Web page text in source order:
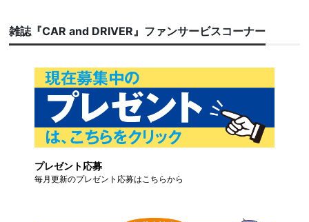
雑誌『CAR and DRIVER』ファンサービスコーナー
プレゼント応募
毎月更新のプレゼント応募はこちらから